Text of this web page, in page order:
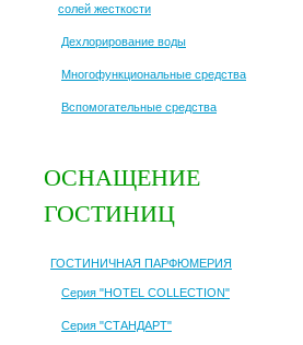
солей жесткости
Дехлорирование воды
Многофункциональные средства
Вспомогательные средства
ОСНАЩЕНИЕ
ГОСТИНИЦ
ГОСТИНИЧНАЯ ПАРФЮМЕРИЯ
Серия "HOTEL COLLECTION"
Серия "СТАНДАРТ"